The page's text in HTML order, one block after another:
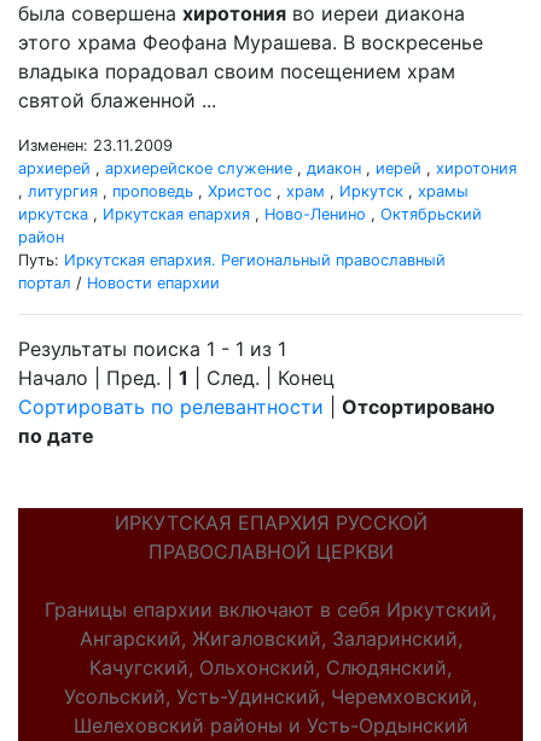
была совершена хиротония во иереи диакона
этого храма Феофана Мурашева. В воскресенье
владыка порадовал своим посещением храм
святой блаженной ...
Изменен: 23.11.2009
архиерей , архиерейское служение , диакон , иерей , хиротония
, литургия , проповедь , Христос , храм , Иркутск , храмы
иркутска , Иркутская епархия , Ново-Ленино , Октябрьский
район
Путь: Иркутская епархия. Региональный православный
портал / Новости епархии
Результаты поиска 1 - 1 из 1
Начало | Пред. | 1 | След. | Конец
Сортировать по релевантности
Отсортировано
по дате
ИРКУТСКАЯ ЕПАРХИЯ РУССКОЙ
ПРАВОСЛАВНОЙ ЦЕРКВИ
Границы епархии включают в себя Иркутский,
Ангарский, Жигаловский, Заларинский,
Качугский, Ольхонский, Слюдянский,
Усольский, Усть-Удинский, Черемховский,
Шелеховский районы и Усть-Ордынский